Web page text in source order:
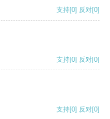
支持[0] 反对[0]
支持[0] 反对[0]
支持[0] 反对[0]